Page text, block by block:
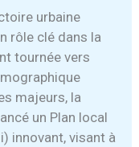
urbaine
rôle clé dans la
tournée vers
majeurs, la
un Plan local
innovant, visant à